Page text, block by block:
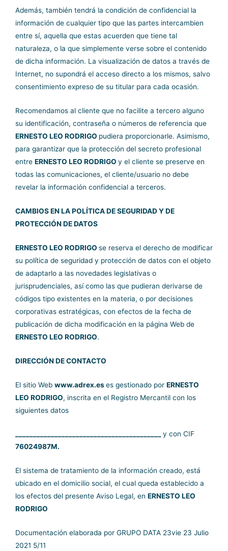
Además, también tendrá la condición de confidencial la
información de cualquier tipo que las partes intercambien
entre sí, aquella que estas acuerden que tiene tal
naturaleza, o la que simplemente verse sobre el contenido
de dicha información. La visualización de datos a través de
Internet, no supondrá el acceso directo a los mismos, salvo
consentimiento expreso de su titular para cada ocasión.
Recomendamos al cliente que no facilite a tercero alguno
su identificación, contraseña o números de referencia que
ERNESTO LEO RODRIGO pudiera proporcionarle. Asimismo,
para garantizar que la protección del secreto profesional
entre ERNESTO LEO RODRIGO y el cliente se preserve en
todas las comunicaciones, el cliente/usuario no debe
revelar la información confidencial a terceros.
CAMBIOS EN LA POLÍTICA DE SEGURIDAD Y DE
PROTECCIÓN DE DATOS
ERNESTO LEO RODRIGO se reserva el derecho de modificar
su política de seguridad y protección de datos con el objeto
de adaptarlo a las novedades legislativas o
jurisprudenciales, así como las que pudieran derivarse de
códigos tipo existentes en la materia, o por decisiones
corporativas estratégicas, con efectos de la fecha de
publicación de dicha modificación en la página Web de
ERNESTO LEO RODRIGO.
DIRECCIÓN DE CONTACTO
El sitio Web www.adrex.eses gestionado por ERNESTO
LEO RODRIGO, inscrita en el Registro Mercantil con los
siguientes datos
y con CIF
76024987M.
El sistema de tratamiento de la información creado, está
ubicado en el domicilio social, el cual queda establecido a
los efectos del presente Aviso Legal, en ERNESTO LEO
RODRIGO
Documentación elaborada por GRUPO DATA 23vie 23 Julio
2021 5/11